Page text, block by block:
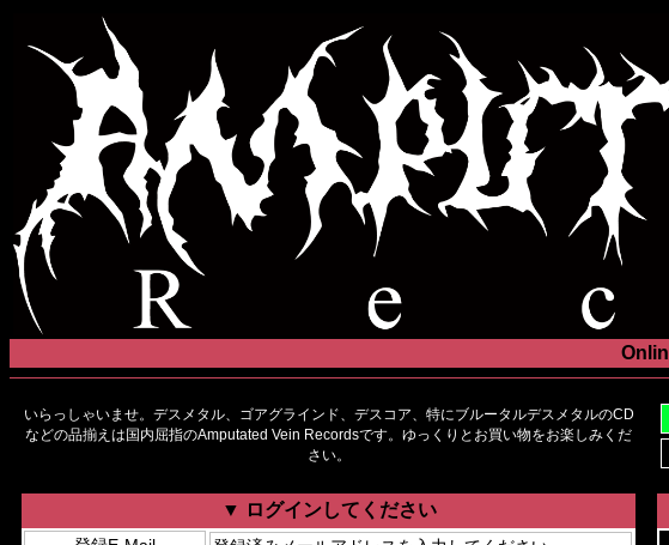
いらっしゃいませ。デスメタル、ゴアグラインド、デスコア、特にブルータルデスメタルのCD
などの品揃えは国内屈指のAmputated Vein Recordsです。ゆっくりとお買い物をお楽しみくだ
さい。
▼ ログインしてください